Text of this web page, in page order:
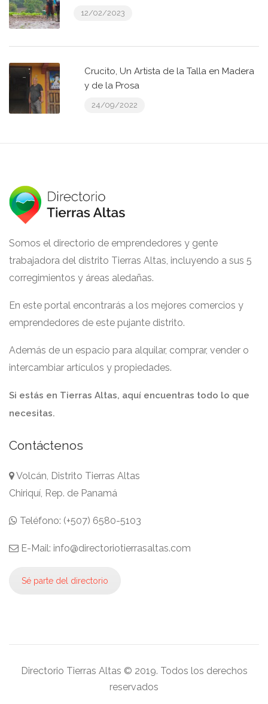
12/02/2023
Crucito, Un Artista de la Talla en Madera
y de la Prosa
24/09/2022
Somos el directorio de emprendedores y gente
trabajadora del distrito Tierras Altas, incluyendo a sus 5
corregimientos y áreas aledañas.
En este portal encontrarás a los mejores comercios y
emprendedores de este pujante distrito.
Además de un espacio para alquilar, comprar, vender o
intercambiar artículos y propiedades.
Si estás en Tierras Altas, aquí encuentras todo lo que
necesitas.
Contáctenos
Volcán, Distrito Tierras Altas
Chiriquí, Rep. de Panamá
Teléfono: (+507) 6580-5103
E-Mail: info@directoriotierrasaltas.com
Sé parte del directorio
Directorio Tierras Altas © 2019. Todos los derechos
reservados